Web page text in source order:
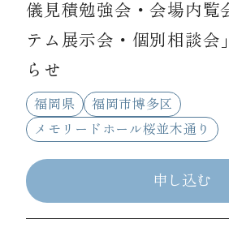
儀見積勉強会・会場内覧
テム展示会・個別相談会
らせ
福岡県
福岡市博多区
メモリードホール桜並木通り
申し込む